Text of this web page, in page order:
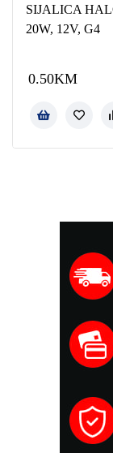
SIJALICA
20W, 12V, G4
0.50KM